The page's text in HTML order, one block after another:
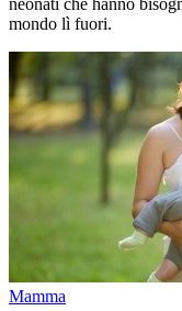
neonati che hanno
mondo lì fuori.
Mamma